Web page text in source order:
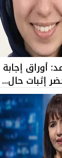
محمد: أوراق
إثبات حال...